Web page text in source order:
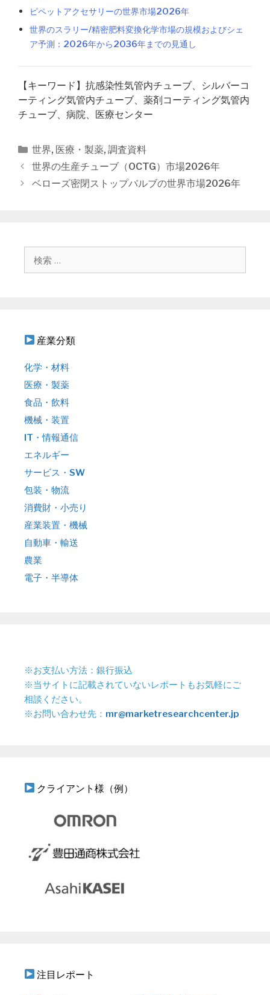
ピペットアクセサリーの世界市場2026年
世界のスラリー/精密肥料変換化学市場の規模およびシェ
ア予測：2026年から2036年までの見通し
【キーワード】抗感染性気管内チューブ、シルバーコ
ーティング気管内チューブ、薬剤コーティング気管内
チューブ、病院、医療センター
カ
テ
ゴ
世界, 医療・製薬, 調査資料
投
稿
世界の生産チューブ（OCTG）市場2026年
ベローズ密閉ストップバルブの世界市場2026年
産業分類
化学・材料
医療・製薬
食品・飲料
機械・装置
IT・情報通信
エネルギー
サービス・SW
包装・物流
消費財・小売り
産業装置・機械
自動車・輸送
農業
電子・半導体
※お支払い方法：銀行振込
※当サイトに記載されていないレポートもお気軽にご
相談ください。
※お問い合わせ先： mr@marketresearchcenter.jp
クライアント様（例）
注目レポート